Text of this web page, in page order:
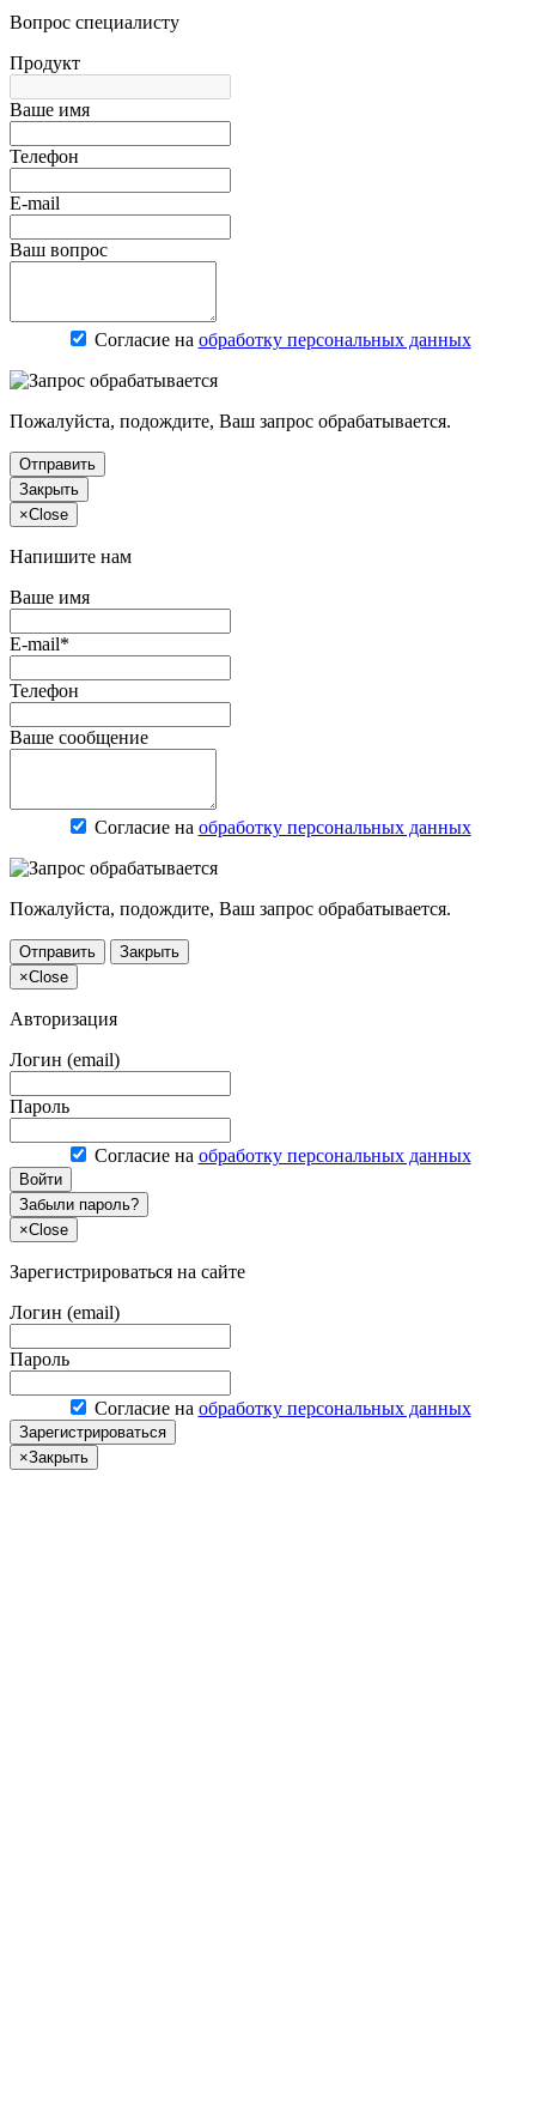
Вопрос специалисту
Продукт
Ваше имя
Телефон
E-mail
Ваш вопрос
Согласие на обработку персональных данных
Пожалуйста, подождите, Ваш запрос обрабатывается.
Отправить
Закрыть
×Close
Напишите нам
Ваше имя
E-mail*
Телефон
Ваше сообщение
Согласие на обработку персональных данных
Пожалуйста, подождите, Ваш запрос обрабатывается.
Отправить
Закрыть
×Close
Авторизация
Логин (email)
Пароль
Согласие на обработку персональных данных
Войти
Забыли пароль?
×Close
Зарегистрироваться на сайте
Логин (email)
Пароль
Согласие на обработку персональных данных
Зарегистрироваться
×Закрыть